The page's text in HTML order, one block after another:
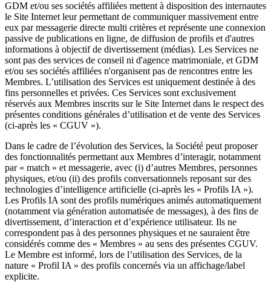
GDM et/ou ses sociétés affiliées mettent à disposition des internautes
le Site Internet leur permettant de communiquer massivement entre
eux par messagerie directe multi critères et représente une connexion
passive de publications en ligne, de diffusion de profils et d'autres
informations à objectif de divertissement (médias). Les Services ne
sont pas des services de conseil ni d'agence matrimoniale, et GDM
et/ou ses sociétés affiliées n'organisent pas de rencontres entre les
Membres. L’utilisation des Services est uniquement destinée à des
fins personnelles et privées. Ces Services sont exclusivement
réservés aux Membres inscrits sur le Site Internet dans le respect des
présentes conditions générales d’utilisation et de vente des Services
(ci-après les « CGUV »).
Dans le cadre de l’évolution des Services, la Société peut proposer
des fonctionnalités permettant aux Membres d’interagir, notamment
par « match » et messagerie, avec (i) d’autres Membres, personnes
physiques, et/ou (ii) des profils conversationnels reposant sur des
technologies d’intelligence artificielle (ci-après les « Profils IA »).
Les Profils IA sont des profils numériques animés automatiquement
(notamment via génération automatisée de messages), à des fins de
divertissement, d’interaction et d’expérience utilisateur. Ils ne
correspondent pas à des personnes physiques et ne sauraient être
considérés comme des « Membres » au sens des présentes CGUV.
Le Membre est informé, lors de l’utilisation des Services, de la
nature « Profil IA » des profils concernés via un affichage/label
explicite.